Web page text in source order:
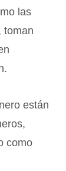
las
toman
están
como